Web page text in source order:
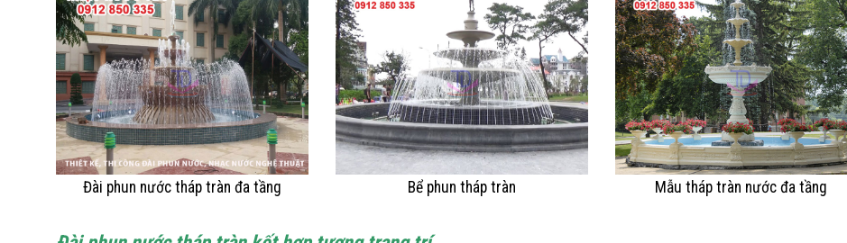
Đài phun nước tháp tràn đa tầng Bể phun tháp tràn Mẫu tháp tràn nước đa tầng